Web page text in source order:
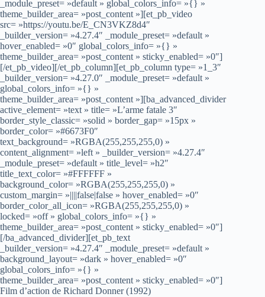
_module_preset= »default » global_colors_info= »{} »
theme_builder_area= »post_content »][et_pb_video
src= »https://youtu.be/E_CN3VKZ8d4″
_builder_version= »4.27.4″ _module_preset= »default »
hover_enabled= »0″ global_colors_info= »{} »
theme_builder_area= »post_content » sticky_enabled= »0″]
[/et_pb_video][/et_pb_column][et_pb_column type= »1_3″
_builder_version= »4.27.0″ _module_preset= »default »
global_colors_info= »{} »
theme_builder_area= »post_content »][ba_advanced_divider
active_element= »text » title= »L’arme fatale 3″
border_style_classic= »solid » border_gap= »15px »
border_color= »#6673F0″
text_background= »RGBA(255,255,255,0) »
content_alignment= »left » _builder_version= »4.27.4″
_module_preset= »default » title_level= »h2″
title_text_color= »#FFFFFF »
background_color= »RGBA(255,255,255,0) »
custom_margin= »||||false|false » hover_enabled= »0″
border_color_all_icon= »RGBA(255,255,255,0) »
locked= »off » global_colors_info= »{} »
theme_builder_area= »post_content » sticky_enabled= »0″]
[/ba_advanced_divider][et_pb_text
_builder_version= »4.27.4″ _module_preset= »default »
background_layout= »dark » hover_enabled= »0″
global_colors_info= »{} »
theme_builder_area= »post_content » sticky_enabled= »0″]
Film d’action de Richard Donner (1992)